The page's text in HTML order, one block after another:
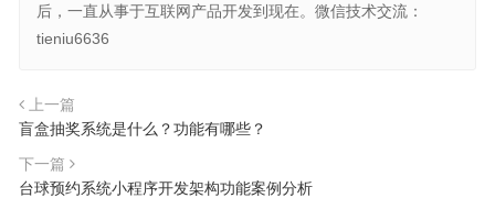
后，一直从事于互联网产品开发到现在。微信技术交流：
tieniu6636
上一篇
盲盒抽奖系统是什么？功能有哪些？
下一篇
台球预约系统小程序开发架构功能案例分析